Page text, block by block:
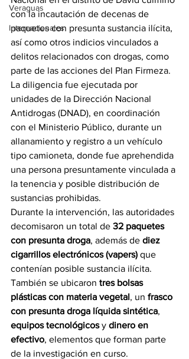
Veraguas
Internacionales
con la incautación de decenas de
paquetes con presunta sustancia ilícita,
así como otros indicios vinculados a
delitos relacionados con drogas, como
parte de las acciones del Plan Firmeza.
La diligencia fue ejecutada por
unidades de la Dirección Nacional
Antidrogas (DNAD), en coordinación
con el Ministerio Público, durante un
allanamiento y registro a un vehículo
tipo camioneta, donde fue aprehendida
una persona presuntamente vinculada a
la tenencia y posible distribución de
sustancias prohibidas.
Durante la intervención, las autoridades
decomisaron un total de 32 paquetes
con presunta droga, además de diez
cigarrillos electrónicos (vapers) que
contenían posible sustancia ilícita.
También se ubicaron tres bolsas
plásticas con materia vegetal, un frasco
con presunta droga líquida sintética,
equipos tecnológicos y dinero en
efectivo, elementos que forman parte
de la investigación en curso.